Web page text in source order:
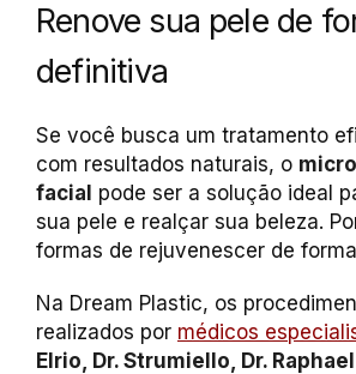
Renove sua pele de
definitiva
Se você busca um tratamento
com resultados naturais, o
facial pode ser a solução ideal
sua pele e realçar sua beleza.
formas de rejuvenescer de
Na Dream Plastic, os
realizados por médicos
Elrio, Dr. Strumiello, Dr.